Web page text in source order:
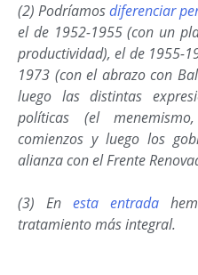
(2) Podríamosdiferenciar
el de 1952-1955 (con un
productividad), el de 1955-
1973 (con el abrazo con
luego las distintas
políticas (el
comienzos y luego los
alianza con el Frente
(3) En esta entrada
tratamiento más integral.